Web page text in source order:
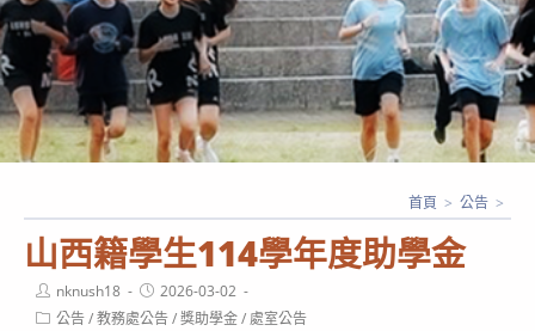
KAOHSIUNG NORMAL UNIVERSITY
山西籍學生114學年度助學金
首頁 > 公告 >
Post
author:
nknush18
Post
published:
2026-03-02
Post公告/教務處公告/獎助學金/處室公告